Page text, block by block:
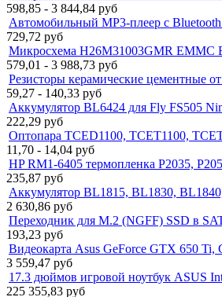
598,85 - 3 844,84 руб
Автомобильный MP3-плеер с
729,72 руб
Микросхема H26M31003GMR EMMC
579,01 - 3 988,73 руб
Резисторы керамические цементные
59,27 - 140,33 руб
Аккумулятор BL6424 для Fly FS505
222,29 руб
Оптопара TCED1100, TCET1100,
11,70 - 14,04 руб
HP RM1-6405 термопленка P2035,
235,87 руб
Аккумулятор BL1815, BL1830,
2 630,86 руб
Переходник для M.2 (NGFF) SSD в
193,23 руб
Видеокарта Asus GeForce GTX 650
3 559,47 руб
17.3 дюймов игровой ноутбук ASUS
225 355,83 руб